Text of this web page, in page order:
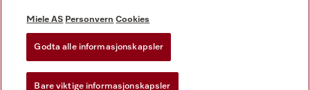
Personvern
Vilkår for bruk
Miele AS Personvern Cookies
Godta alle informasjonskapsler
Bare viktige informasjonskapsler